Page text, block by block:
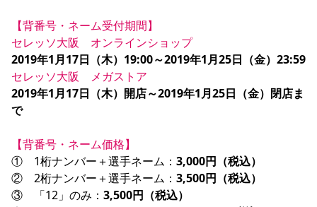
よくある質問
長居公園 セレッソフットサルパーク セレッソフットサルパーク長居
セレッソスポーツパーク舞洲
YANMAR HANASAKA STADIUM
セレッソ大阪アカデミー
子供のサッカースクール
大人のサッカースクール
その他スポーツクラブ
【背番号・ネーム受付期間】
セレッソ大阪　オンラインショップ
2019年1月17日（木）19:00～2019年1月25日（金）23:59
セレッソ大阪　メガストア
2019年1月17日（木）開店～2019年1月25日（金）閉店ま
で
【背番号・ネーム価格】
①　1桁ナンバー＋選手ネーム： 3,000円（税込）
②　2桁ナンバー＋選手ネーム： 3,500円（税込）
③　「12」のみ： 3,500円（税込）